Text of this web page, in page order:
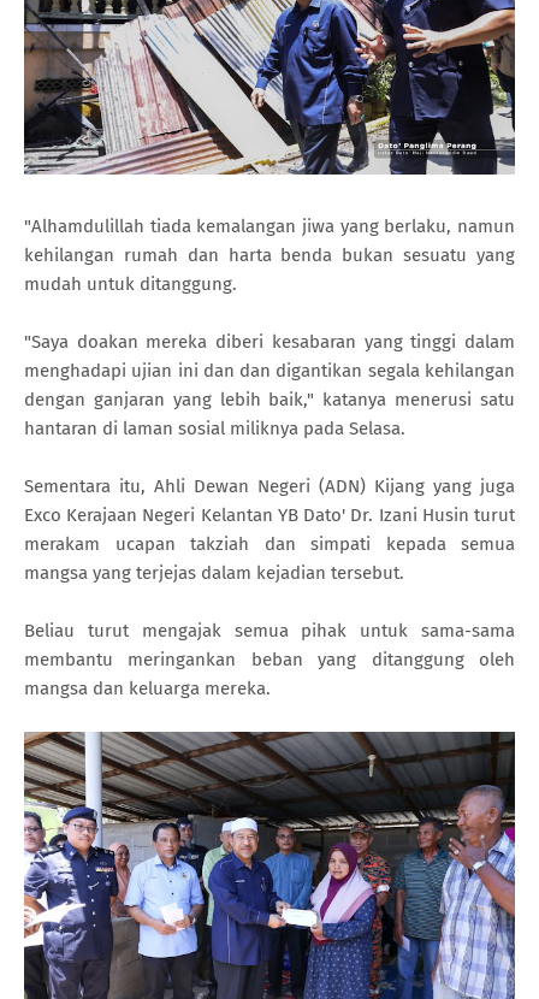
"Alhamdulillah tiada kemalangan jiwa yang berlaku, namun
kehilangan rumah dan harta benda bukan sesuatu yang
mudah untuk ditanggung.
"Saya doakan mereka diberi kesabaran yang tinggi dalam
menghadapi ujian ini dan dan digantikan segala kehilangan
dengan ganjaran yang lebih baik," katanya menerusi satu
hantaran di laman sosial miliknya pada Selasa.
Sementara itu, Ahli Dewan Negeri (ADN) Kijang yang juga
Exco Kerajaan Negeri Kelantan YB Dato' Dr. Izani Husin turut
merakam ucapan takziah dan simpati kepada semua
mangsa yang terjejas dalam kejadian tersebut.
Beliau turut mengajak semua pihak untuk sama-sama
membantu meringankan beban yang ditanggung oleh
mangsa dan keluarga mereka.